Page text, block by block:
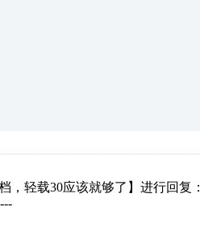
轻载30应该就够了】进行回复：